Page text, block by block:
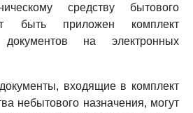
средству бытового
быть приложен комплект
документов на электронных
входящие в комплект
небытового назначения, могут